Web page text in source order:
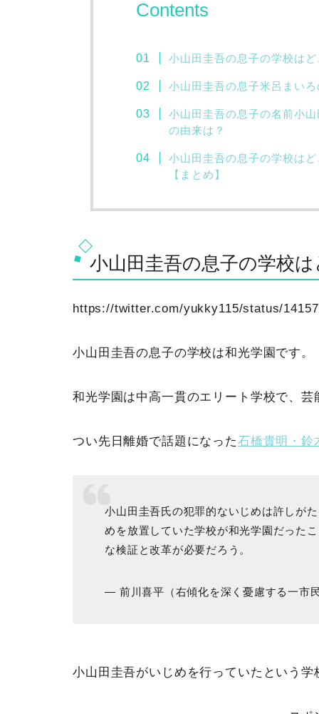
Contents
小山田圭吾の息子の学校はど
小山田圭吾の息子米呂まい
小山田圭吾の息子の名前小
の由来は？
小山田圭吾の息子の学校は
【まとめ】
小山田圭吾の息子の学校
https://twitter.com/yukky115/status/
小山田圭吾の息子の学校は和光学園です。
和光学園は中高一貫のエリート学校で、
つい先日離婚で話題になった石橋貴明・鈴
小山田圭吾氏の犯罪的ないじめは許しが
めを放置していた学校が和光学園だった
な検証と改革が必要だろう。
— 前川喜平（右傾化を深く憂慮する一市
小山田圭吾がいじめを行っていたという